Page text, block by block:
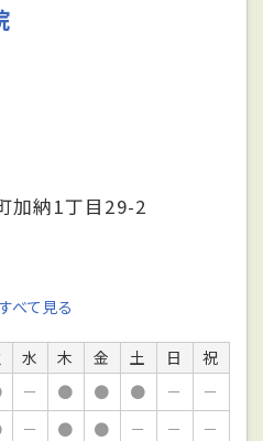
加納1丁目29-2
べて見る
水 木 金 土 日
祝
－ ● ● ● －
－
－ ● ● － －
－